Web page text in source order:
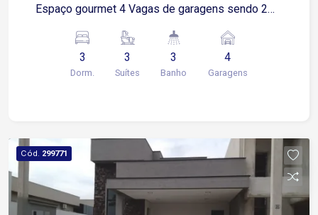
Espaço gourmet 4 Vagas de garagens sendo 2
Parquinho infantil Quadra Society Quadra de vôlei
Salão de festas Espaço pet Mercadinho
Localização: Próximo a supermercados, farmácia,
3
Dorm.
3
Suítes
3
Banho
4
Garagens
Cód. 299771